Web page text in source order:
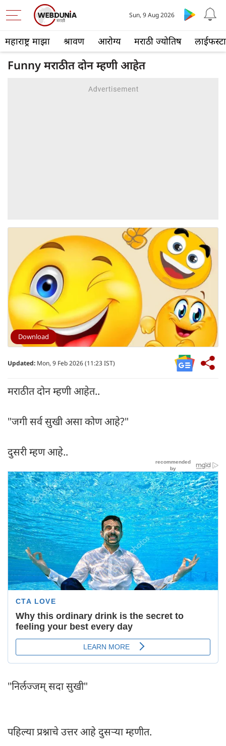
महाराष्ट्र माझा श्रावण आरोग्य मराठी ज्योतिष
Sun, 9 Aug 2026
Funny मराठीत दोन म्हणी आहेत
Download
Updated: Mon, 9 Feb 2026 (11:23 IST)
मराठीत दोन म्हणी आहेत..
"जगी सर्व सुखी असा कोण आहे?"
दुसरी म्हण आहे..
"निर्लज्जम् सदा सुखी"
पहिल्या प्रश्नाचे उत्तर आहे दुसऱ्या म्हणीत.